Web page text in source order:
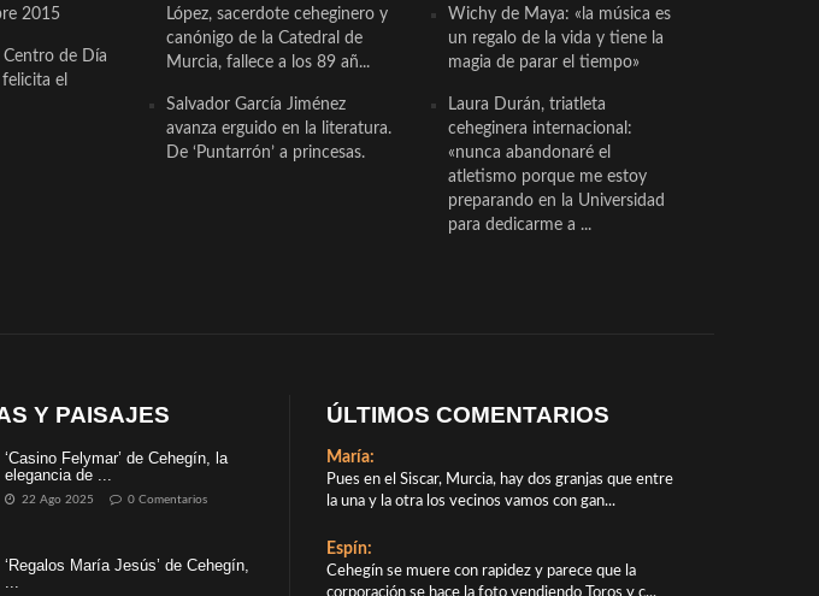
2015
Centro de Día
el
López, sacerdote ceheginero y
canónigo de la Catedral de
Murcia, fallece a los 89 añ...
Salvador García Jiménez
avanza erguido en la literatura.
De ‘Puntarrón’ a princesas.
Wichy de Maya: «la música es
un regalo de la vida y tiene la
magia de parar el tiempo»
Laura Durán, triatleta
ceheginera internacional:
«nunca abandonaré el
atletismo porque me estoy
preparando en la Universidad
para dedicarme a ...
Y PAISAJES
‘Casino Felymar’ de Cehegín, la
elegancia de ...
22 Ago 2025 0 Comentarios
‘Regalos María Jesús’ de Cehegín,
ÚLTIMOS COMENTARIOS
María:
Pues en el Siscar, Murcia, hay dos granjas que entre
la una y la otra los vecinos vamos con gan...
Espín:
Cehegín se muere con rapidez y parece que la
corporación se hace la foto vendiendo Toros y c...